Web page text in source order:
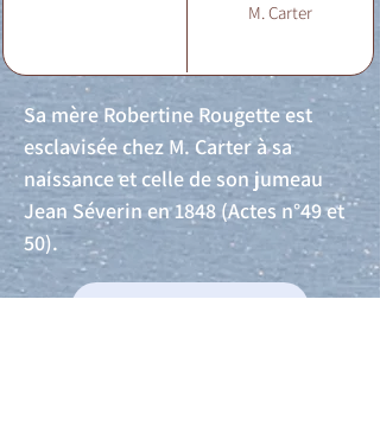
M. Carter
Sa mère Robertine Rougette est
esclavisée chez M. Carter à sa
naissance et celle de son jumeau
Jean Séverin en 1848 (Actes n°49 et
50).